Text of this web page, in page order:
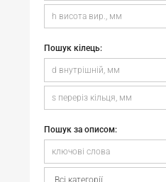
Пошук кілець:
Пошук за описом: